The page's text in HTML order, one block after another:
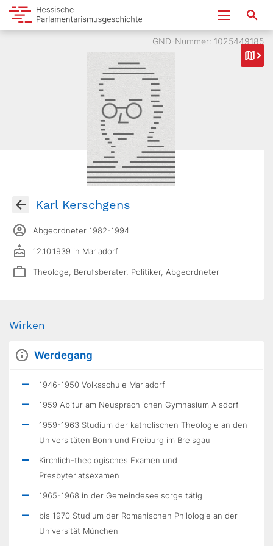
GND-Nummer: 1025449185
Karl Kerschgens
Abgeordneter 1982-1994
12.10.1939 in Mariadorf
Theologe, Berufsberater, Politiker, Abgeordneter
Wirken
Werdegang
1946-1950 Volksschule Mariadorf
1959 Abitur am Neusprachlichen Gymnasium Alsdorf
1959-1963 Studium der katholischen Theologie an den
Universitäten Bonn und Freiburg im Breisgau
Kirchlich-theologisches Examen und
Presbyteriatsexamen
1965-1968 in der Gemeindeseelsorge tätig
bis 1970 Studium der Romanischen Philologie an der
Universität München